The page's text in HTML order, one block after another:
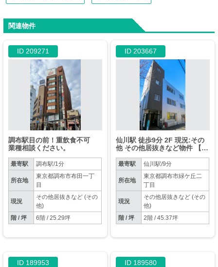
関連物件
ID 209271
調布駅目の前！重飲食不可
業種相談ください。
最寄駅 調布駅/1分
所在地
東京都調布市布田一丁
目
現況
その他居抜きなど (その
他)
階 / 坪
6階 / 25.29坪
ID 203667
仙川駅 徒歩9分 2F 現況:その
他 その他居抜きなど物件 【飲
最寄駅 仙川駅/9分
所在地
東京都調布市緑ケ丘二
丁目
現況
その他居抜きなど (その
他)
階 / 坪
2階 / 45.37坪
ID 189953 ID 189580